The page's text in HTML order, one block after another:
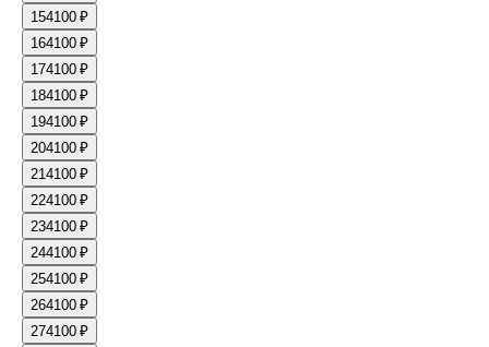
154100 ₽
164100 ₽
174100 ₽
184100 ₽
194100 ₽
204100 ₽
214100 ₽
224100 ₽
234100 ₽
244100 ₽
254100 ₽
264100 ₽
274100 ₽